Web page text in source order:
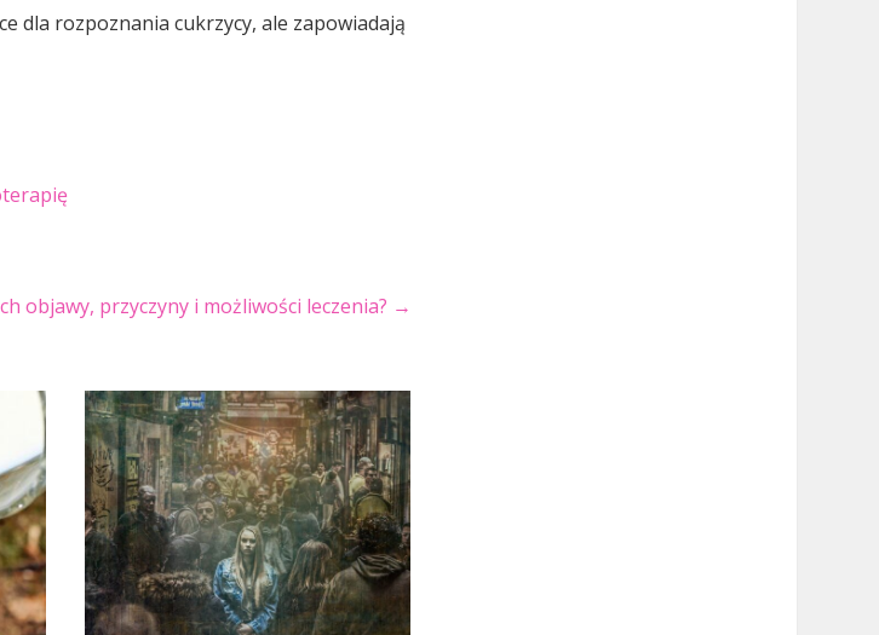
dla rozpoznania cukrzycy, ale zapowiadają
objawy, przyczyny i możliwości leczenia? →